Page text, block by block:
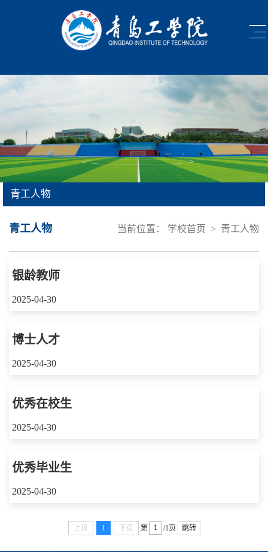
青工人物
当前位置： 学校首页 > 青工人物
青工人物
银龄教师
2025-04-30
博士人才
2025-04-30
优秀在校生
2025-04-30
优秀毕业生
2025-04-30
上页 1 下页 第 /1页 跳转